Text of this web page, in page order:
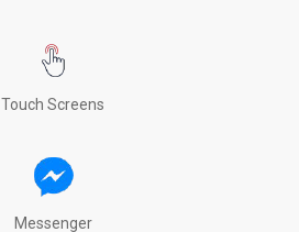
Touch Screens
Messenger